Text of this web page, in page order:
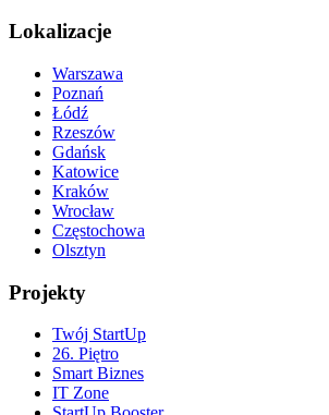
Lokalizacje
Warszawa
Poznań
Łódź
Rzeszów
Gdańsk
Katowice
Kraków
Wrocław
Częstochowa
Olsztyn
Projekty
Twój StartUp
26. Piętro
Smart Biznes
IT Zone